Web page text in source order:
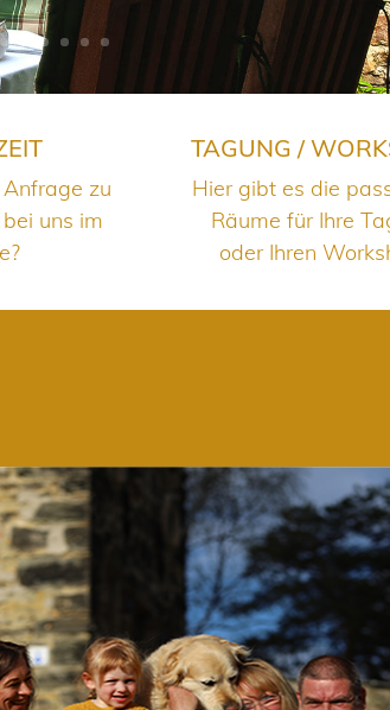
zu
uns im
TAGUNG /
Hier gibt es die
Räume für Ihre
oder Ihren